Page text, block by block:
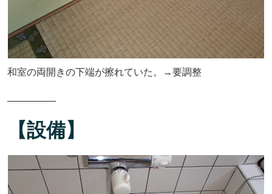
和室の両開きの下端が擦れていた。→要調整
―――――
【設備】